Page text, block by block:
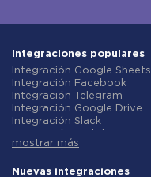
Integraciones populares
Integración Google Sheets
Integración Facebook
Integración Telegram
Integración Google Drive
Integración Slack
Integración Gmail
Integración ClickUp
mostrar más
Nuevas integraciones